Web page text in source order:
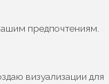
предпочтениям.
визуализации для